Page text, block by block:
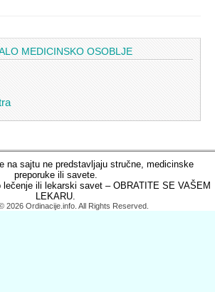
MEDICINSKO OSOBLJE
na sajtu ne predstavljaju stručne, medicinske
preporuke ili savete.
lečenje ili lekarski savet – OBRATITE SE VAŠEM
LEKARU.
2026 Ordinacije.info. All Rights Reserved.